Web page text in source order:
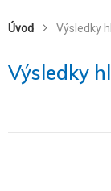
Úvod Výsledky
Výsledky